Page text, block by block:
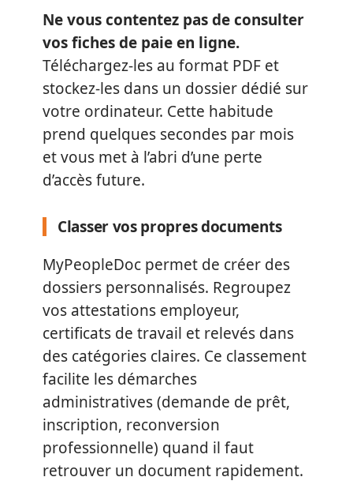
Ne vous contentez pas de consulter
vos fiches de paie en ligne.
Téléchargez-les au format PDF et
stockez-les dans un dossier dédié sur
votre ordinateur. Cette habitude
prend quelques secondes par mois
et vous met à l’abri d’une perte
d’accès future.
Classer vos propres documents
MyPeopleDoc permet de créer des
dossiers personnalisés. Regroupez
vos attestations employeur,
certificats de travail et relevés dans
des catégories claires. Ce classement
facilite les démarches
administratives (demande de prêt,
inscription, reconversion
professionnelle) quand il faut
retrouver un document rapidement.